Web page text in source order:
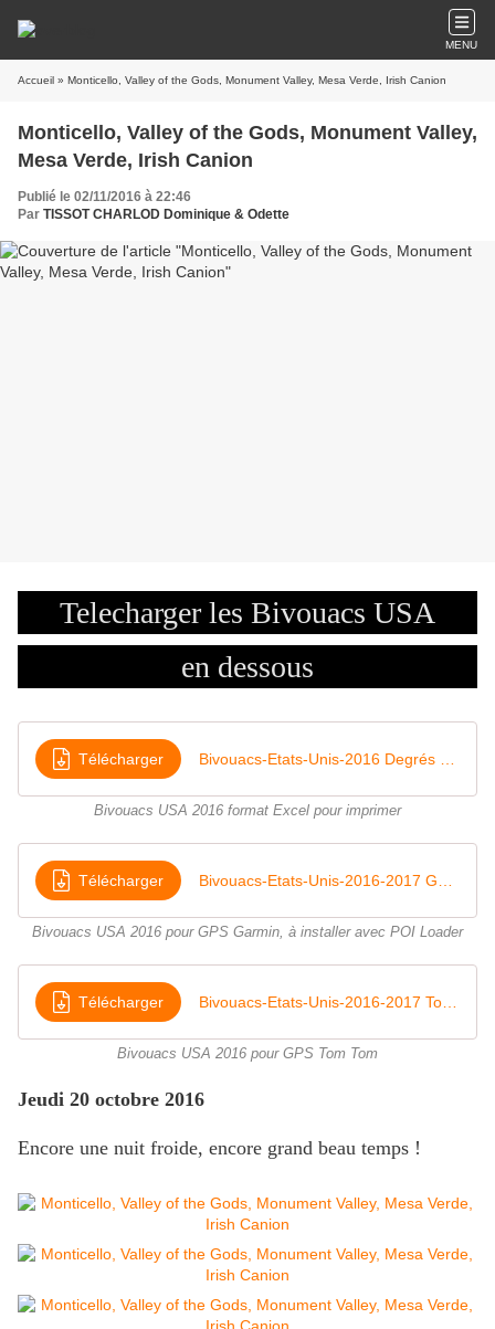
MENU
Accueil » Monticello, Valley of the Gods, Monument Valley, Mesa Verde, Irish Canion
Monticello, Valley of the Gods, Monument Valley,
Mesa Verde, Irish Canion
Publié le 02/11/2016 à 22:46
Par TISSOT CHARLOD Dominique & Odette
Telecharger les Bivouacs USA
en dessous
Télécharger
Bivouacs USA 2016 format Excel pour imprimer
Télécharger
Bivouacs USA 2016 pour GPS Garmin, à installer avec POI Loader
Télécharger
Bivouacs USA 2016 pour GPS Tom Tom
Jeudi 20 octobre 2016
Encore une nuit froide, encore grand beau temps !